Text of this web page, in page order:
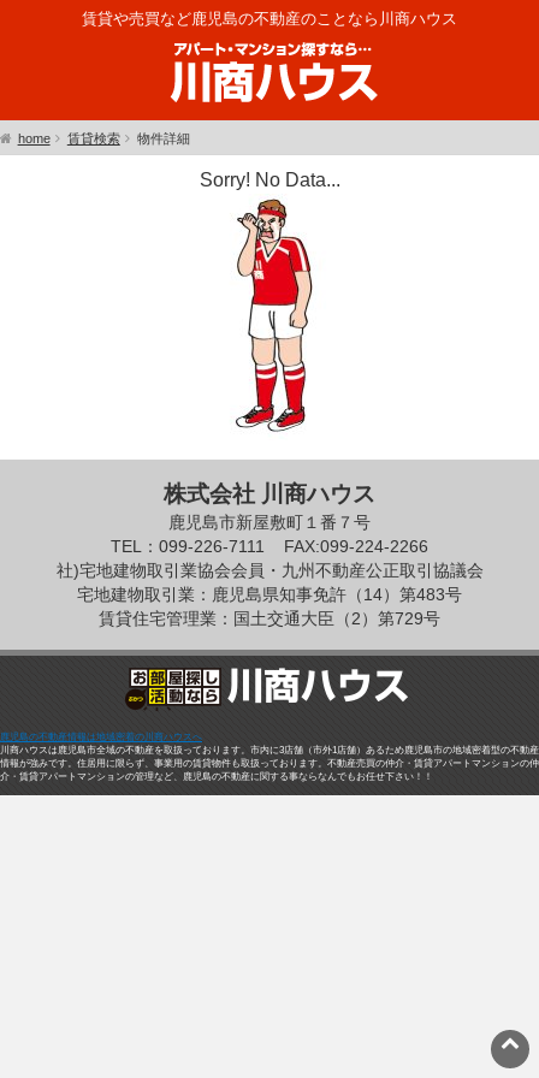
賃貸や売買など鹿児島の不動産のことなら川商ハウス
home 賃貸検索 物件詳細
Sorry! No Data...
株式会社 川商ハウス
鹿児島市新屋敷町１番７号
TEL：099-226-7111
FAX:099-224-2266
社)宅地建物取引業協会会員・九州不動産公正取引協議会
宅地建物取引業：鹿児島県知事免許（14）第483号
賃貸住宅管理業：国土交通大臣（2）第729号
鹿児島の不動産情報は地域密着の川商ハウスへ
川商ハウスは鹿児島市全域の不動産を取扱っております。市内に3店舗（市外1店舗）あるため鹿児島市の地域密着型の不動産
情報が強みです。住居用に限らず、事業用の賃貸物件も取扱っております。不動産売買の仲介・賃貸アパートマンションの仲
介・賃貸アパートマンションの管理など、鹿児島の不動産に関する事ならなんでもお任せ下さい！！